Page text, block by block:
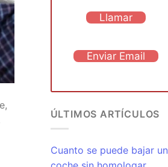
Llamar
Enviar Email
ÚLTIMOS ARTÍCULOS
Cuanto se puede bajar un